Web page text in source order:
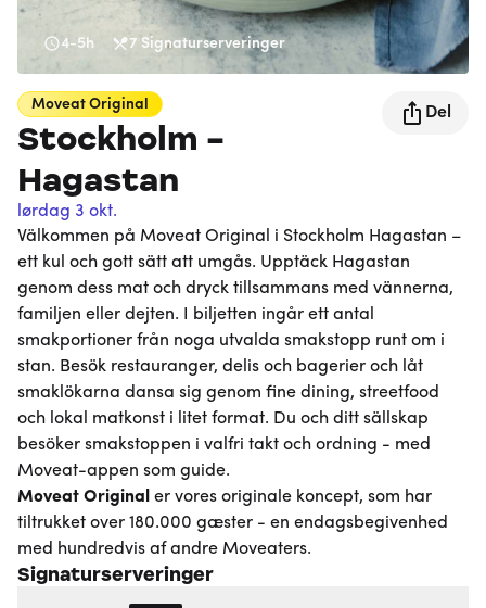
4-5h 7 Signaturserveringer
Moveat Original
Stockholm -
Hagastan
lørdag 3 okt.
Del
Välkommen på Moveat Original i Stockholm Hagastan –
ett kul och gott sätt att umgås. Upptäck Hagastan
genom dess mat och dryck tillsammans med vännerna,
familjen eller dejten. I biljetten ingår ett antal
smakportioner från noga utvalda smakstopp runt om i
stan. Besök restauranger, delis och bagerier och låt
smaklökarna dansa sig genom fine dining, streetfood
och lokal matkonst i litet format. Du och ditt sällskap
besöker smakstoppen i valfri takt och ordning - med
Moveat-appen som guide.
Moveat Original er vores originale koncept, som har
tiltrukket over 180.000 gæster - en endagsbegivenhed
med hundredvis af andre Moveaters.
Signaturserveringer